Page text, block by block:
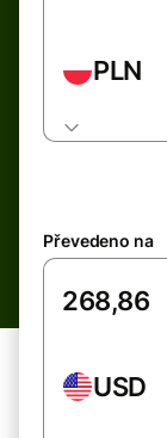
PLN
Převedeno na
USD